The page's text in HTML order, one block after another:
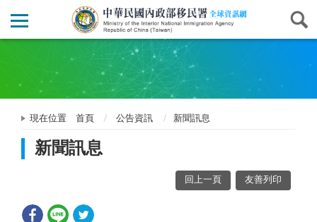
現在位置 首頁 公告資訊 新聞訊息
新聞訊息
回上一頁 友善列印